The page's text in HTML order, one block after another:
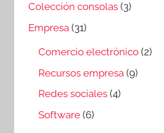
Colección consolas (3)
Empresa (31)
Comercio electrónico (2)
Recursos empresa (9)
Redes sociales (4)
Software (6)